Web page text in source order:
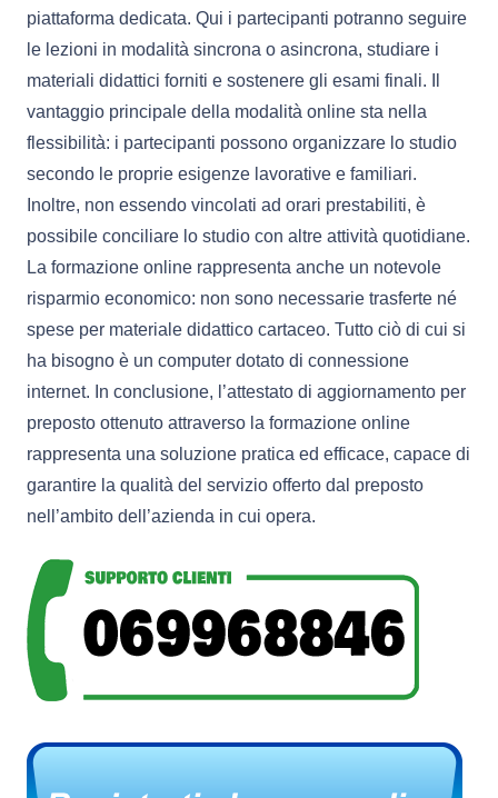
piattaforma dedicata. Qui i partecipanti potranno seguire
le lezioni in modalità sincrona o asincrona, studiare i
materiali didattici forniti e sostenere gli esami finali. Il
vantaggio principale della modalità online sta nella
flessibilità: i partecipanti possono organizzare lo studio
secondo le proprie esigenze lavorative e familiari.
Inoltre, non essendo vincolati ad orari prestabiliti, è
possibile conciliare lo studio con altre attività quotidiane.
La formazione online rappresenta anche un notevole
risparmio economico: non sono necessarie trasferte né
spese per materiale didattico cartaceo. Tutto ciò di cui si
ha bisogno è un computer dotato di connessione
internet. In conclusione, l’attestato di aggiornamento per
preposto ottenuto attraverso la formazione online
rappresenta una soluzione pratica ed efficace, capace di
garantire la qualità del servizio offerto dal preposto
nell’ambito dell’azienda in cui opera.